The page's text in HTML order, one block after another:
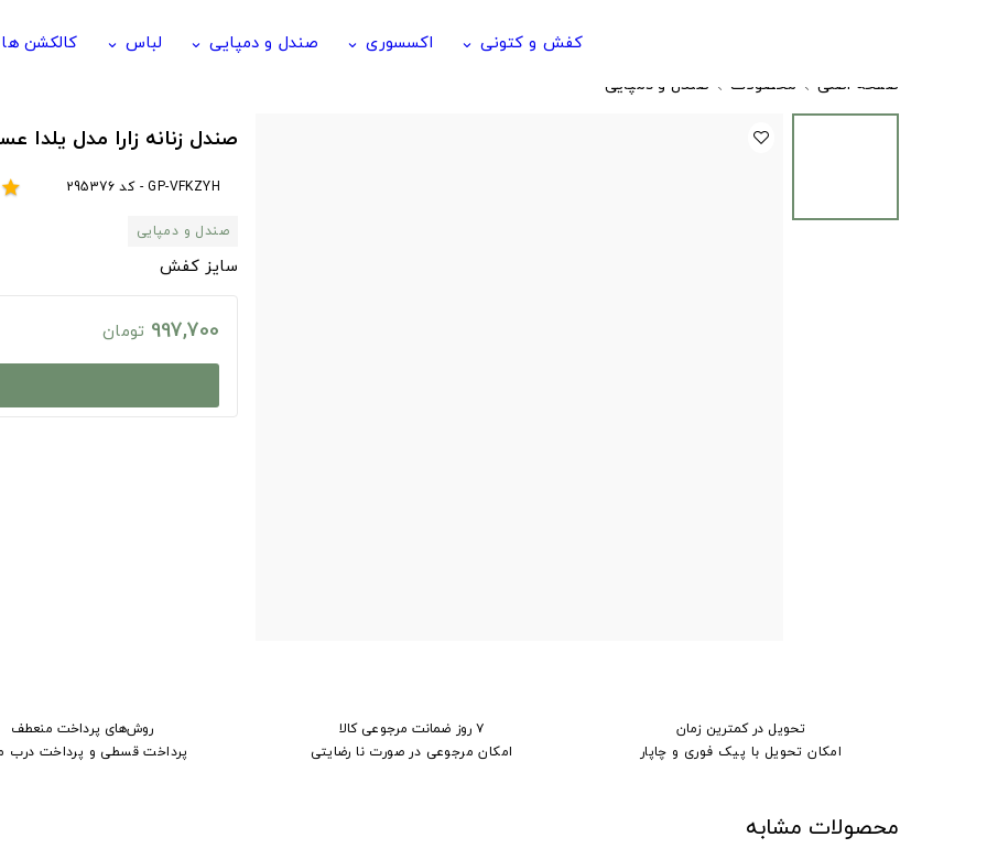
کفش و کتونی keyboard_arrow_down اکسسوری keyboard_arrow_down صندل و دمپایی keyboard_arrow_down لباس keyboard_arrow_down کالکشن ها
صفحه اصلی محصولات صندل و دمپایی
صندل زنانه زارا مدل یلدا
GP-VFKZYH - کد 295376 star
صندل و دمپایی
سایز کفش
997,700 تومان
تحویل در کمترین زمان
امکان تحویل با پیک فوری و چاپار
۷ روز ضمانت مرجوعی کالا
امکان مرجوعی در صورت نا رضایتی
روش‌های پرداخت منعطف
پرداخت قسطی و پرداخت درب
محصولات مشابه